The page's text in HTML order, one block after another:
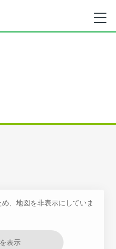
、地図を非表示にしていま
表示